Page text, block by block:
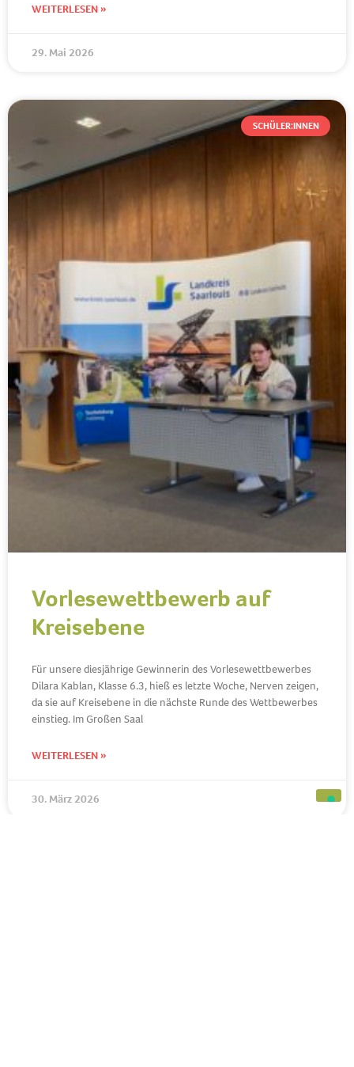
WEITERLESEN »
29. Mai 2026
SCHÜLER:INNEN
Vorlesewettbewerb auf
Kreisebene
Für unsere diesjährige Gewinnerin des Vorlesewettbewerbes
Dilara Kablan, Klasse 6.3, hieß es letzte Woche, Nerven zeigen,
da sie auf Kreisebene in die nächste Runde des Wettbewerbes
einstieg. Im Großen Saal
WEITERLESEN »
30. März 2026